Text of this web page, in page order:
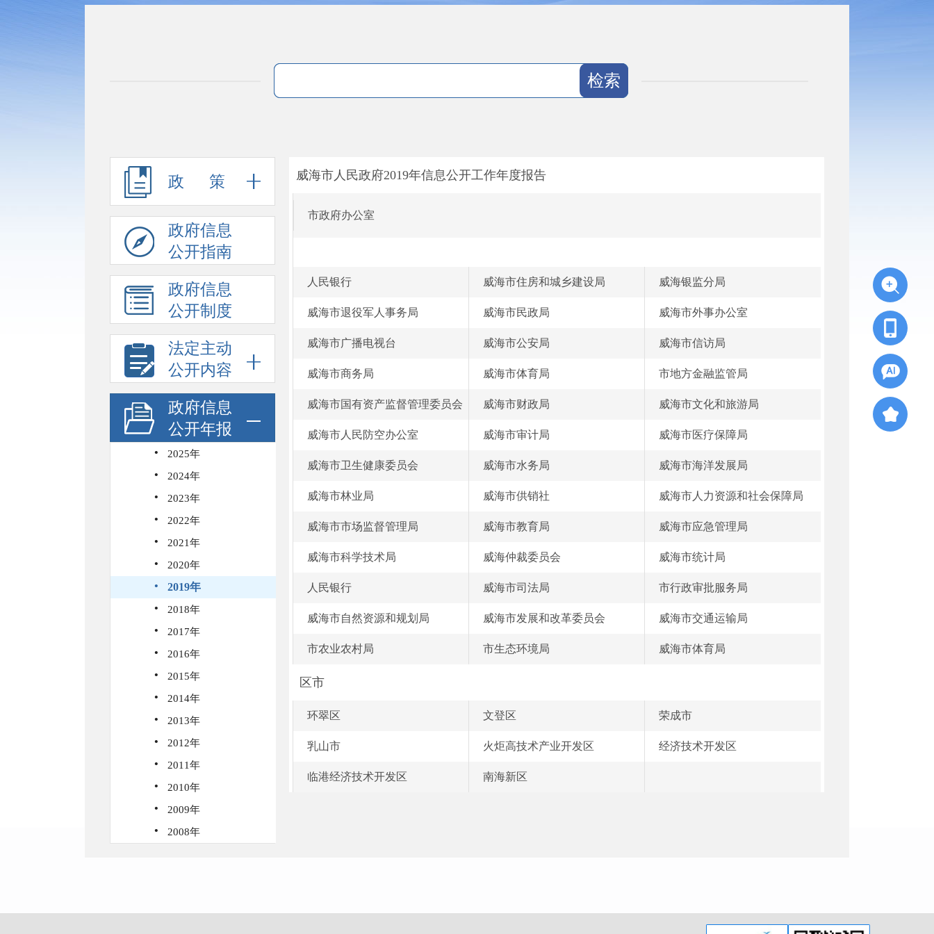
政 策
政府信息
公开指南
政府信息
公开制度
法定主动
公开内容
政府信息
公开年报
· 2025年
· 2024年
· 2023年
· 2022年
· 2021年
· 2020年
· 2019年
· 2018年
· 2017年
· 2016年
· 2015年
· 2014年
· 2013年
· 2012年
· 2011年
· 2010年
· 2009年
· 2008年
威海市人民政府2019年信息公开工作年度报告
市政府办公室
人民银行 威海市住房和城乡建设局 威海银监分局
威海市退役军人事务局 威海市民政局 威海市外事办公室
威海市广播电视台 威海市公安局 威海市信访局
威海市商务局 威海市体育局 市地方金融监管局
威海市国有资产监督管理委员会 威海市财政局 威海市文化和旅游局
威海市人民防空办公室 威海市审计局 威海市医疗保障局
威海市卫生健康委员会 威海市水务局 威海市海洋发展局
威海市林业局 威海市供销社 威海市人力资源和社会保障局
威海市市场监督管理局 威海市教育局 威海市应急管理局
威海市科学技术局 威海仲裁委员会 威海市统计局
人民银行 威海市司法局 市行政审批服务局
威海市自然资源和规划局 威海市发展和改革委员会 威海市交通运输局
市农业农村局 市生态环境局 威海市体育局
区市
环翠区 文登区 荣成市
乳山市 火炬高技术产业开发区 经济技术开发区
临港经济技术开发区 南海新区